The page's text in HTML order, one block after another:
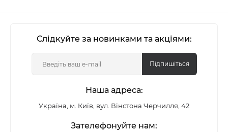
Слідкуйте за новинками та акціями:
Підпишіться
Наша адреса:
Україна, м. Київ, вул. Вінстона Черчилля, 42
Зателефонуйте нам: